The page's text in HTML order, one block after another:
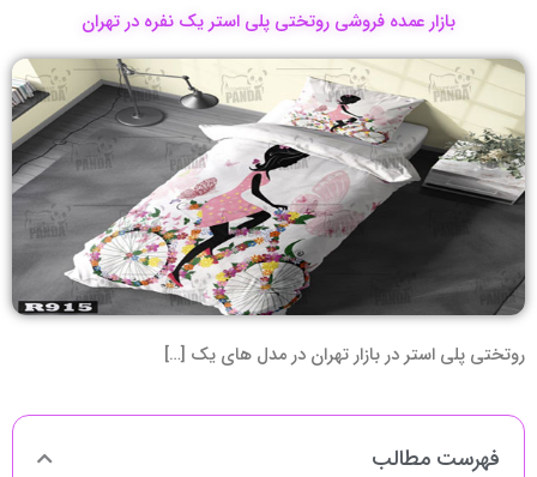
بازار عمده فروشی روتختی پلی استر یک نفره در تهران
روتختی پلی استر در بازار تهران در مدل های یک […]
فهرست مطالب